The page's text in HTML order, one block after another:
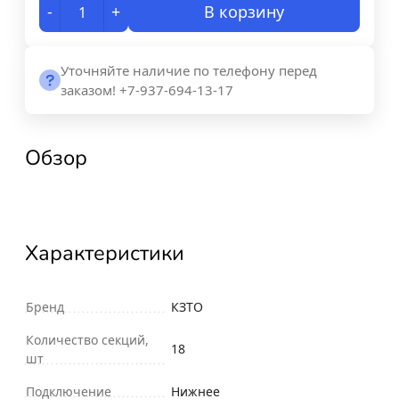
- + В корзину
Уточняйте наличие по телефону перед
заказом! +7-937-694-13-17
Обзор
Характеристики
Бренд
КЗТО
Количество секций,
шт
18
Подключение
Нижнее